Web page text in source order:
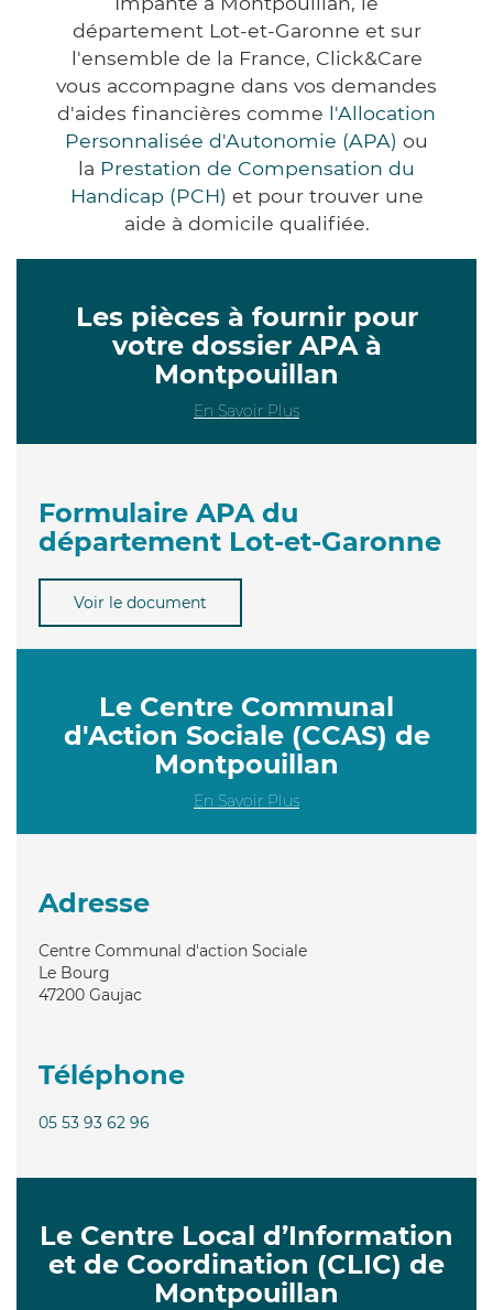
département Lot-et-Garonne et sur
l'ensemble de la France, Click&Care
vous accompagne dans vos demandes
d'aides financières comme l'Allocation
Personnalisée d'Autonomie (APA) ou
la Prestation de Compensation du
Handicap (PCH) et pour trouver une
aide à domicile qualifiée.
Les pièces à fournir pour
votre dossier APA à
Montpouillan
En Savoir Plus
Formulaire APA du
département Lot-et-Garonne
Voir le document
Le Centre Communal
d'Action Sociale (CCAS) de
Montpouillan
En Savoir Plus
Adresse
Centre Communal d'action Sociale
Le Bourg
47200 Gaujac
Téléphone
05 53 93 62 96
Le Centre Local d’Information
et de Coordination (CLIC) de
Montpouillan